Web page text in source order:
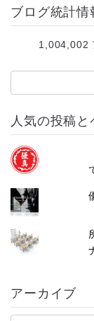
ド
ブログ統計情
1,004,002
人気の投稿と
アーカイブ
ア